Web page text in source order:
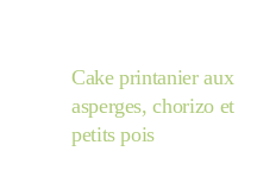
Cake printanier aux
asperges, chorizo et
petits pois